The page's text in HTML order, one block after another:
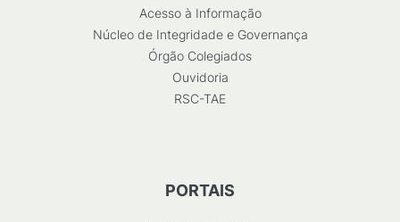
Acesso à Informação
Núcleo de Integridade e Governança
Órgão Colegiados
Ouvidoria
RSC-TAE
PORTAIS